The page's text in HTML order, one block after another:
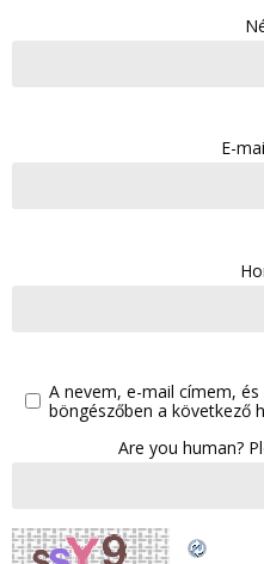
E-
A nevem, e-mail címem,
böngészőben a következő
Are you human?